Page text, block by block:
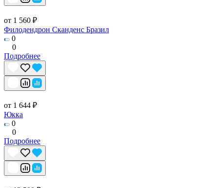
от 1 560 ₽
Филодендрон Сканденс Бразил
0
0
Подробнее
от 1 644 ₽
Юкка
0
0
Подробнее